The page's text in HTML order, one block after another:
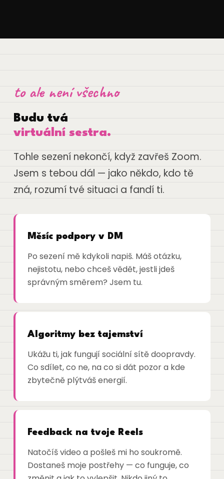
to ale není všechno
Budu tvá
virtuální sestra.
Tohle sezení nekončí, když zavřeš Zoom.
Jsem s tebou dál — jako někdo, kdo tě
zná, rozumí tvé situaci a fandí ti.
Měsíc podpory v DM
Po sezení mě kdykoli napiš. Máš otázku,
nejistotu, nebo chceš vědět, jestli jdeš
správným směrem? Jsem tu.
Algoritmy bez tajemství
Ukážu ti, jak fungují sociální sítě doopravdy.
Co sdílet, co ne, na co si dát pozor a kde
zbytečně plýtváš energií.
Feedback na tvoje Reels
Natočíš video a pošleš mi ho soukromě.
Dostaneš moje postřehy — co funguje, co